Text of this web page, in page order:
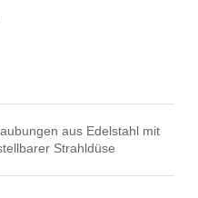
aus Edelstahl mit
Strahldüse